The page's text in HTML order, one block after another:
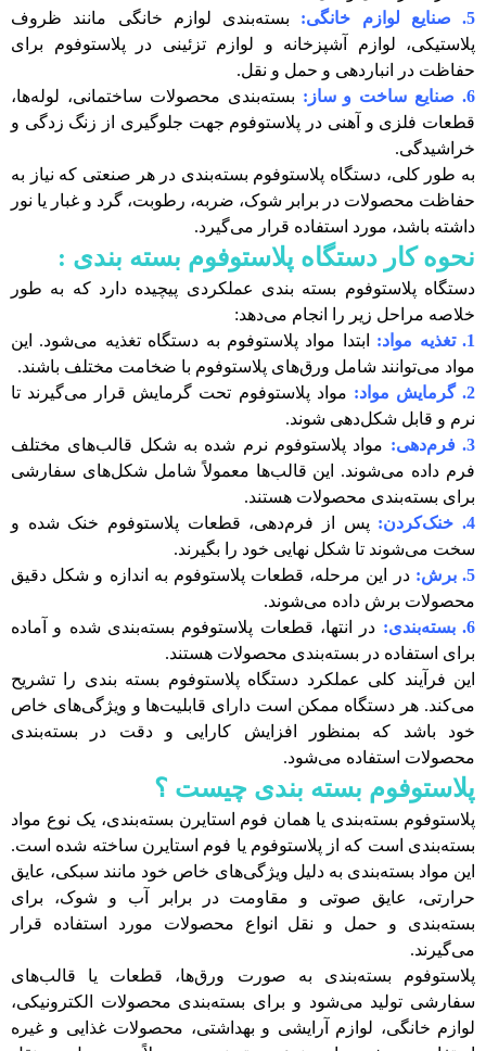
5. صنایع لوازم خانگی:
بسته‌بندی لوازم خانگی مانند ظروف
پلاستیکی، لوازم آشپزخانه و لوازم تزئینی در پلاستوفوم برای
حفاظت در انباردهی و حمل و نقل.
6. صنایع ساخت و ساز:
بسته‌بندی محصولات ساختمانی، لوله‌ها،
قطعات فلزی و آهنی در پلاستوفوم جهت جلوگیری از زنگ زدگی و
خراشیدگی.
به طور کلی، دستگاه پلاستوفوم بسته‌بندی در هر صنعتی که نیاز به
حفاظت محصولات در برابر شوک، ضربه، رطوبت، گرد و غبار یا نور
داشته باشد، مورد استفاده قرار می‌گیرد.
نحوه کار دستگاه پلاستوفوم بسته بندی :
دستگاه پلاستوفوم بسته‌ بندی عملکردی پیچیده دارد که به طور
خلاصه مراحل زیر را انجام می‌دهد:
1. تغذیه مواد:
ابتدا مواد پلاستوفوم به دستگاه تغذیه می‌شود. این
مواد می‌توانند شامل ورق‌های پلاستوفوم با ضخامت مختلف باشند.
2. گرمایش مواد:
مواد پلاستوفوم تحت گرمایش قرار می‌گیرند تا
نرم و قابل شکل‌دهی شوند.
3. فرم‌دهی:
مواد پلاستوفوم نرم شده به شکل قالب‌های مختلف
فرم داده می‌شوند. این قالب‌ها معمولاً شامل شکل‌های سفارشی
برای بسته‌بندی محصولات هستند.
4. خنک‌کردن:
پس از فرم‌دهی، قطعات پلاستوفوم خنک شده و
سخت می‌شوند تا شکل نهایی خود را بگیرند.
5. برش:
در این مرحله، قطعات پلاستوفوم به اندازه و شکل دقیق
محصولات برش داده می‌شوند.
6. بسته‌بندی:
در انتها، قطعات پلاستوفوم بسته‌بندی شده و آماده
برای استفاده در بسته‌بندی محصولات هستند.
این فرآیند کلی عملکرد دستگاه پلاستوفوم بسته‌ بندی را تشریح
می‌کند. هر دستگاه ممکن است دارای قابلیت‌ها و ویژگی‌های خاص
خود باشد که بمنظور افزایش کارایی و دقت در بسته‌بندی
محصولات استفاده می‌شود.
پلاستوفوم بسته بندی چیست ؟
پلاستوفوم بسته‌بندی یا همان فوم استایرن بسته‌بندی، یک نوع مواد
بسته‌بندی است که از پلاستوفوم یا فوم استایرن ساخته شده است.
این مواد بسته‌بندی به دلیل ویژگی‌های خاص خود مانند سبکی، عایق
حرارتی، عایق صوتی و مقاومت در برابر آب و شوک، برای
بسته‌بندی و حمل و نقل انواع محصولات مورد استفاده قرار
می‌گیرند.
پلاستوفوم بسته‌بندی به صورت ورق‌ها، قطعات یا قالب‌های
سفارشی تولید می‌شود و برای بسته‌بندی محصولات الکترونیکی،
لوازم خانگی، لوازم آرایشی و بهداشتی، محصولات غذایی و غیره